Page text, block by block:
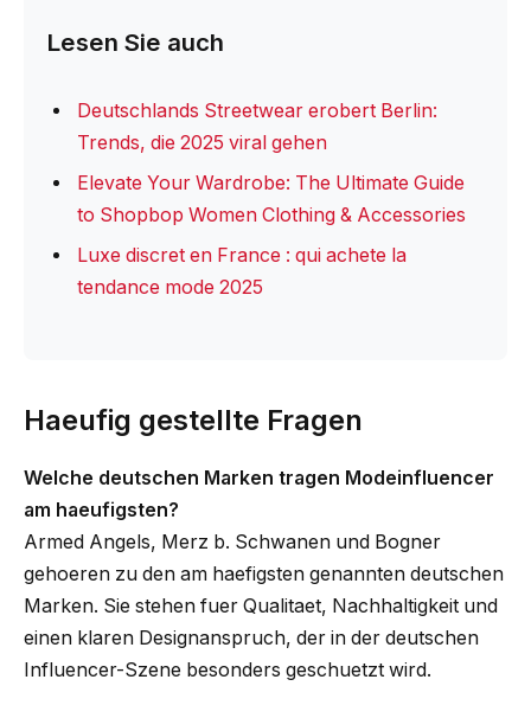
Lesen Sie auch
Deutschlands Streetwear erobert Berlin:
Trends, die 2025 viral gehen
Elevate Your Wardrobe: The Ultimate Guide
to Shopbop Women Clothing & Accessories
Luxe discret en France : qui achete la
tendance mode 2025
Haeufig gestellte Fragen
Welche deutschen Marken tragen Modeinfluencer
am haeufigsten?
Armed Angels, Merz b. Schwanen und Bogner
gehoeren zu den am haefigsten genannten deutschen
Marken. Sie stehen fuer Qualitaet, Nachhaltigkeit und
einen klaren Designanspruch, der in der deutschen
Influencer-Szene besonders geschuetzt wird.